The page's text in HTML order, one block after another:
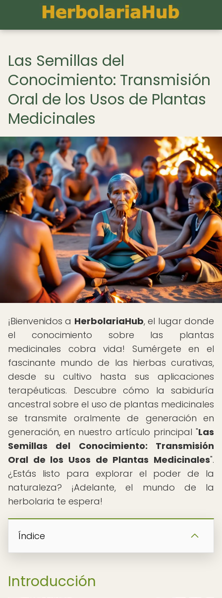
Las Semillas del
Conocimiento: Transmisión
Oral de los Usos de Plantas
Medicinales
¡Bienvenidos a HerbolariaHub, el lugar donde
el conocimiento sobre las plantas
medicinales cobra vida! Sumérgete en el
fascinante mundo de las hierbas curativas,
desde su cultivo hasta sus aplicaciones
terapéuticas. Descubre cómo la sabiduría
ancestral sobre el uso de plantas medicinales
se transmite oralmente de generación en
generación, en nuestro artículo principal "Las
Semillas del Conocimiento: Transmisión
Oral de los Usos de Plantas Medicinales".
¿Estás listo para explorar el poder de la
naturaleza? ¡Adelante, el mundo de la
herbolaria te espera!
Índice
Introducción